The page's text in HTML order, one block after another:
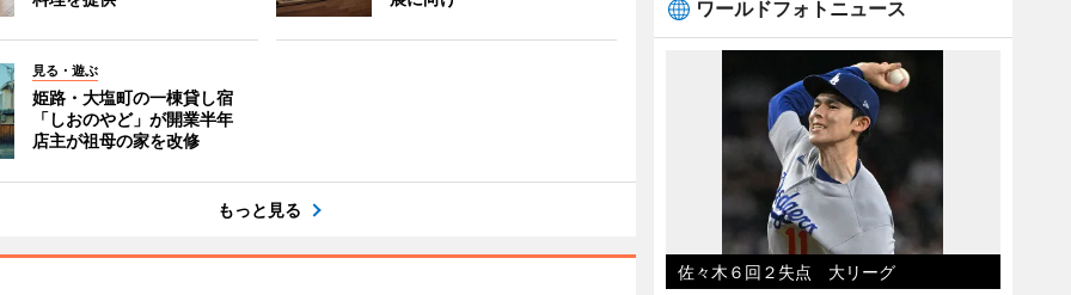
見る・遊ぶ
姫路・大塩町の一棟貸し宿
「しおのやど」が開業半年
店主が祖母の家を改修
もっと見る
ワールドフォトニュース
佐々木６回２失点 大リーグ